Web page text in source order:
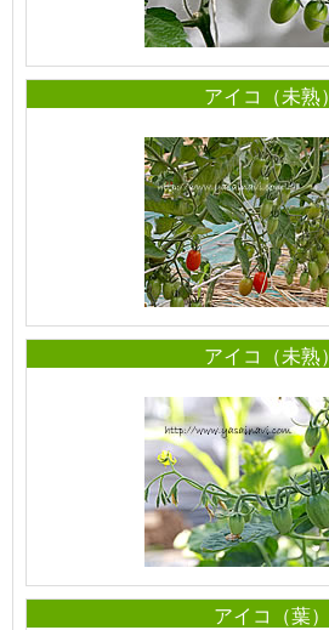
アイコ（未熟）
アイコ（未熟）
アイコ（葉）